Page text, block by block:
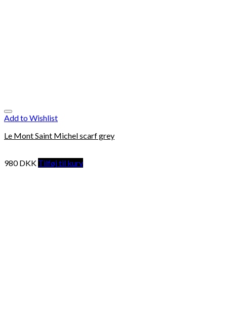
Add to Wishlist
Le Mont Saint Michel scarf grey
980DKK Tilføj til kurv